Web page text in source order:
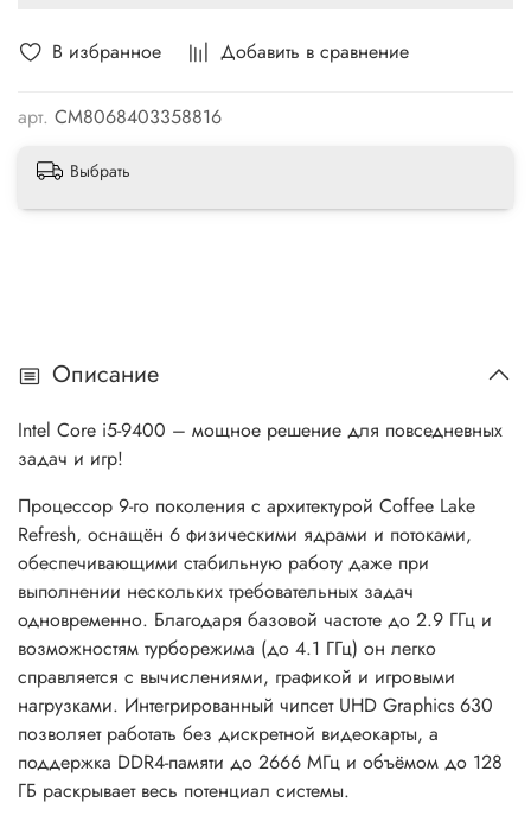
В избранное Добавить в сравнение
арт. CM8068403358816
Выбрать
Описание
Intel Core i5-9400 – мощное решение для повседневных
задач и игр!
Процессор 9-го поколения с архитектурой Coffee Lake
Refresh, оснащён 6 физическими ядрами и потоками,
обеспечивающими стабильную работу даже при
выполнении нескольких требовательных задач
одновременно. Благодаря базовой частоте до 2.9 ГГц и
возможностям турборежима (до 4.1 ГГц) он легко
справляется с вычислениями, графикой и игровыми
нагрузками. Интегрированный чипсет UHD Graphics 630
позволяет работать без дискретной видеокарты, а
поддержка DDR4-памяти до 2666 МГц и объёмом до 128
ГБ раскрывает весь потенциал системы.